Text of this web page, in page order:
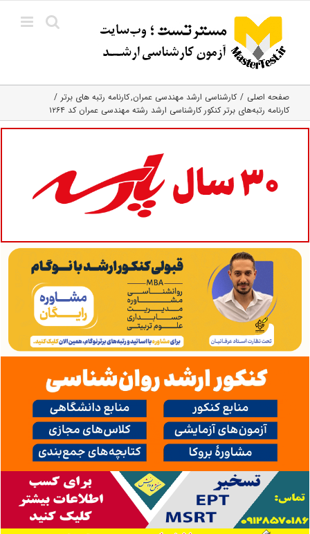
content
صفحه اصلی کارشناسی ارشد مهندسی عمران کارنامه رتبه های برتر
کارنامه رتبه‌های برتر کنکور کارشناسی ارشد رشته مهندسی عمران کد ۱۲۶۴